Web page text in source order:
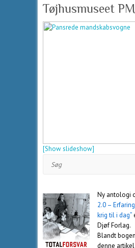
Tøjhusmuseet
[Show slideshow]
Ny antologi
2.0 –
krig til i dag”
Djøf Forlag.
Blandt
denne